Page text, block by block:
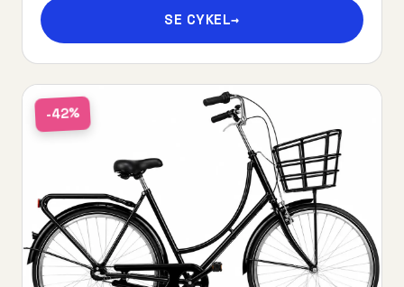
SE CYKEL→
-42%